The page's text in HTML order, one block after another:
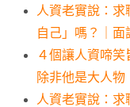
人資老實說：
自己」嗎？｜面
４個讓人資啼
除非他是大人物
人資老實說：